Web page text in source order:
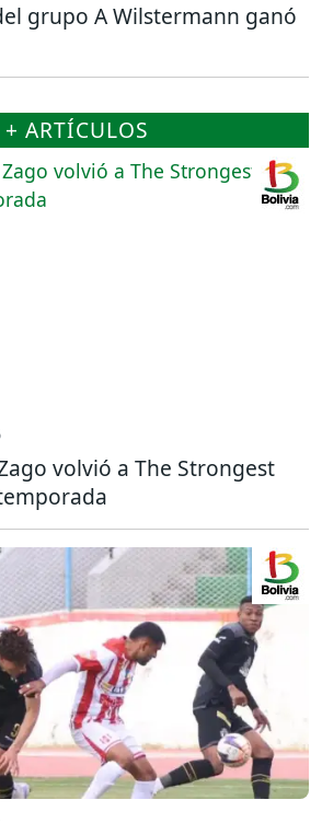
grupo A Wilstermann ganó
+ ARTÍCULOS
volvió a The Strongest